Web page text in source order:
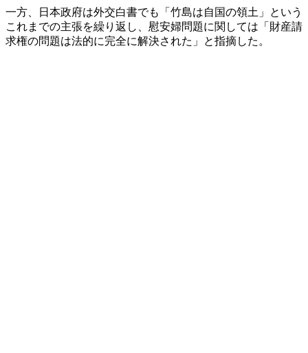
一方、日本政府は外交白書でも「竹島は自国の領土」という
これまでの主張を繰り返し、慰安婦問題に関しては「財産請
求権の問題は法的に完全に解決された」と指摘した。